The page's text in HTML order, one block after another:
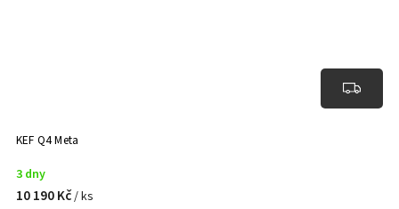
KEF Q4 Meta
3 dny
10 190 Kč/ ks